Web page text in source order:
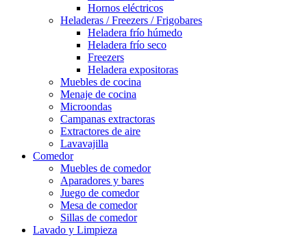
Hornos eléctricos
Heladeras / Freezers / Frigobares
Heladera frío húmedo
Heladera frío seco
Freezers
Heladera expositoras
Muebles de cocina
Menaje de cocina
Microondas
Campanas extractoras
Extractores de aire
Lavavajilla
Comedor
Muebles de comedor
Aparadores y bares
Juego de comedor
Mesa de comedor
Sillas de comedor
Lavado y Limpieza